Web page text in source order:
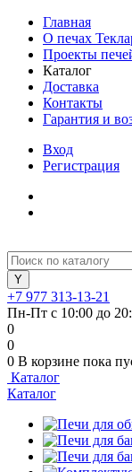
Главная
О печах
Проекты
Каталог
Доставка
Контакты
Гарантия и
Вход
Регистрация
+7 977 313-13-21
Пн-Пт с 10:00 до
0
0
0 В корзине пока
Каталог
Каталог